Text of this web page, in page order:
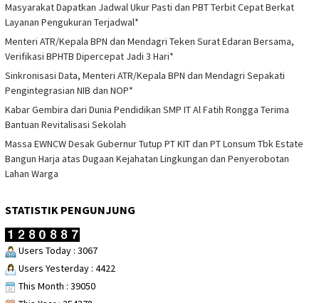
Masyarakat Dapatkan Jadwal Ukur Pasti dan PBT Terbit Cepat Berkat
Layanan Pengukuran Terjadwal*
Menteri ATR/Kepala BPN dan Mendagri Teken Surat Edaran Bersama,
Verifikasi BPHTB Dipercepat Jadi 3 Hari*
Sinkronisasi Data, Menteri ATR/Kepala BPN dan Mendagri Sepakati
Pengintegrasian NIB dan NOP*
Kabar Gembira dari Dunia Pendidikan SMP IT Al Fatih Rongga Terima
Bantuan Revitalisasi Sekolah
Massa EWNCW Desak Gubernur Tutup PT KIT dan PT Lonsum Tbk Estate
Bangun Harja atas Dugaan Kejahatan Lingkungan dan Penyerobotan
Lahan Warga
STATISTIK PENGUNJUNG
Users Today : 3067
Users Yesterday : 4422
This Month : 39050